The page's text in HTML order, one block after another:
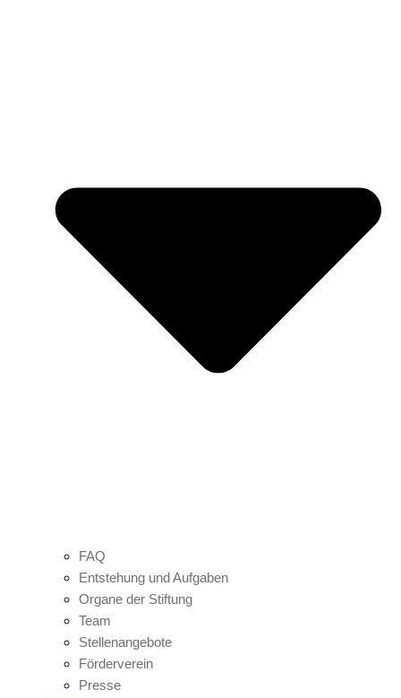
FAQ
Entstehung und Aufgaben
Organe der Stiftung
Team
Stellenangebote
Förderverein
Presse